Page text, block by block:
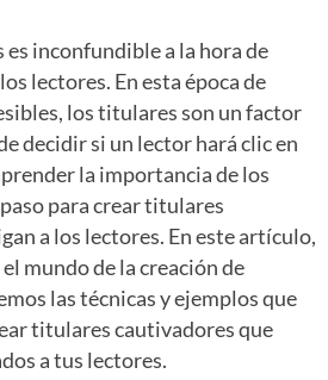
inconfundible a la hora de
lectores. En esta época de
los titulares son un factor
decidir si un lector hará clic en
la importancia de los
para crear titulares
a los lectores. En este artículo,
mundo de la creación de
las técnicas y ejemplos que
titulares cautivadores que
a tus lectores.